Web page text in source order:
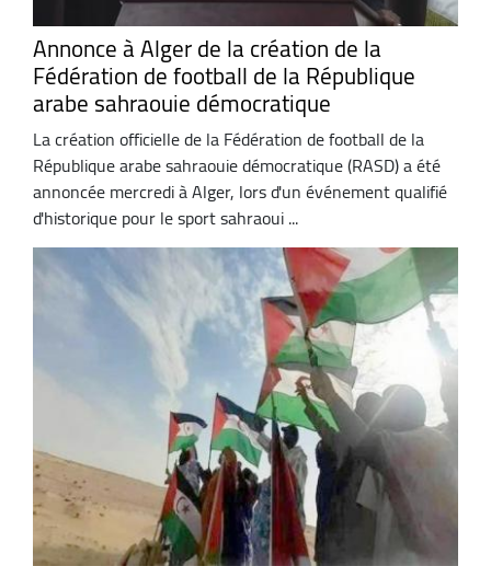
Annonce à Alger de la création de la
Fédération de football de la République
arabe sahraouie démocratique
La création officielle de la Fédération de football de la
République arabe sahraouie démocratique (RASD) a été
annoncée mercredi à Alger, lors d'un événement qualifié
d'historique pour le sport sahraoui ...